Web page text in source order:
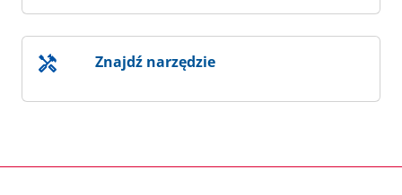
Znajdź narzędzie